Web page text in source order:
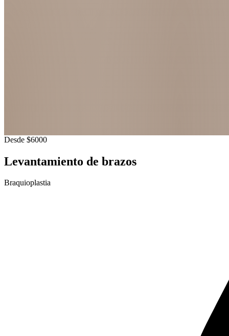
Desde $6000
Levantamiento de brazos
Braquioplastia